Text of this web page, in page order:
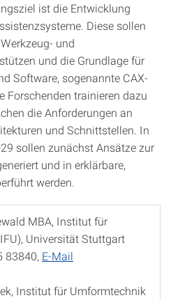
ist die Entwicklung
Diese sollen
und
und die Grundlage für
Software, sogenannte CAX-
Forschenden trainieren dazu
die Anforderungen an
und Schnittstellen. In
sollen zunächst Ansätze zur
und in erklärbare,
werden.
MBA, Institut für
Universität Stuttgart
83840, E-Mail
Institut für Umformtechnik